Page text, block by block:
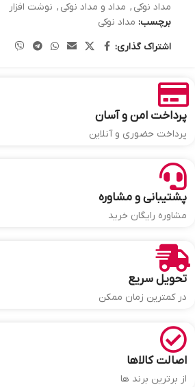
مداد نوکی , مداد و مداد نوکی , نوشت افزار
برچسب: مداد نوکی
اشتراک گذاری:
پرداخت امن و آسان
پرداخت حضوری و آنلاین
پشتیبانی و مشاوره
مشاوره رایگان خرید
تحویل سریع
در کمترین زمان ممکن
اصالت کالاها
از برترین برند ها